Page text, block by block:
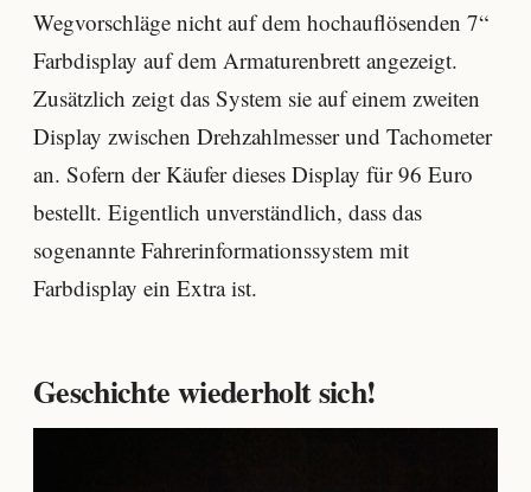
Wegvorschläge nicht auf dem hochauflösenden 7“
Farbdisplay auf dem Armaturenbrett angezeigt.
Zusätzlich zeigt das System sie auf einem zweiten
Display zwischen Drehzahlmesser und Tachometer
an. Sofern der Käufer dieses Display für 96 Euro
bestellt. Eigentlich unverständlich, dass das
sogenannte Fahrerinformationssystem mit
Farbdisplay ein Extra ist.
Geschichte wiederholt sich!